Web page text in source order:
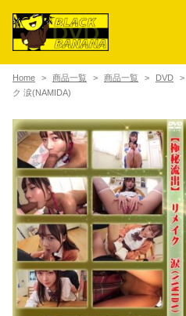
Home 商品一覧 商品一覧 DVD
ク 涙(NAMIDA)